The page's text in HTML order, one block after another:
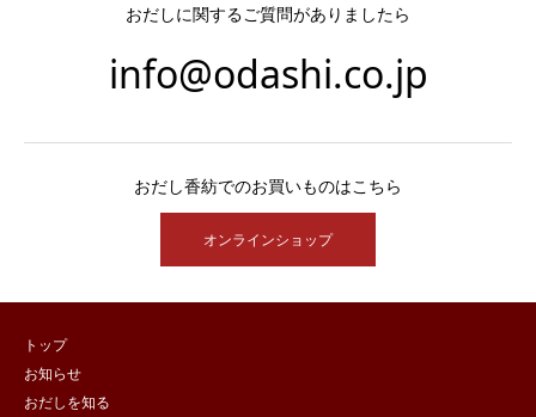
おだしに関するご質問がありましたら
info@odashi.co.jp
おだし香紡でのお買いものはこちら
オンラインショップ
トップ
お知らせ
おだしを知る